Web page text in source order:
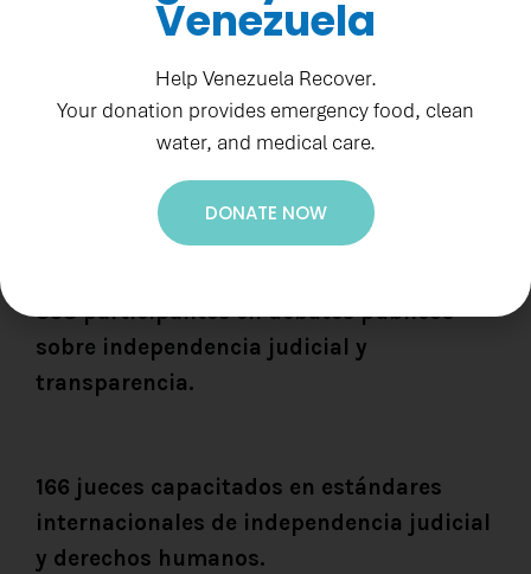
independencia de la justicia en línea con
358 participantes en debates públicos
sobre independencia judicial y
transparencia.
166 jueces capacitados en estándares
internacionales de independencia judicial
y derechos humanos.
Venezuela
Help Venezuela Recover.
Your donation provides emergency food, clean
water, and medical care.
DONATE NOW